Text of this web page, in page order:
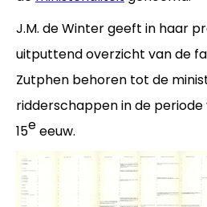
J.M. de Winter geeft in haar
uitputtend overzicht van de
Zutphen behoren tot de
ridderschappen in de periode
15eeeuw.